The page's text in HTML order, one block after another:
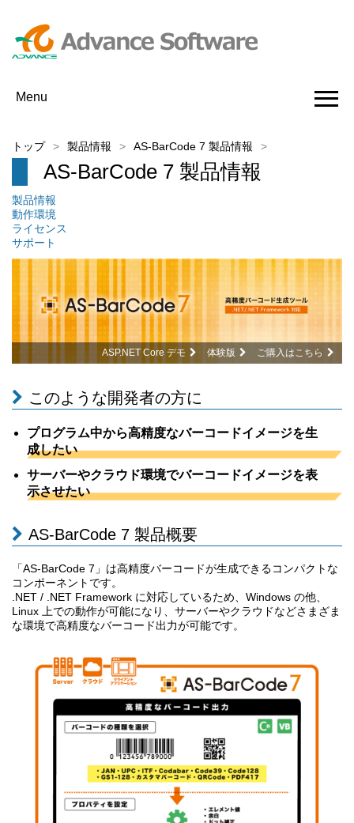
Menu
トップ 製品情報 AS-BarCode 7 製品情報
AS-BarCode 7 製品情報
製品情報
動作環境
ライセンス
サポート
ASP.NET Core デモ 体験版 ご購入はこちら
このような開発者の方に
プログラム中から高精度なバーコードイメージを生
成したい
サーバーやクラウド環境でバーコードイメージを表
示させたい
AS-BarCode 7 製品概要
「AS-BarCode 7」は高精度バーコードが生成できるコンパクトな
コンポーネントです。
.NET / .NET Framework に対応しているため、Windows の他、
Linux 上での動作が可能になり、サーバーやクラウドなどさまざま
な環境で高精度なバーコード出力が可能です。